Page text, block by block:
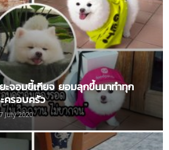
ะจอมขี้เกียจ ยอมลุกขึ้นมาทำทุก
ครอบครัว
July 2020